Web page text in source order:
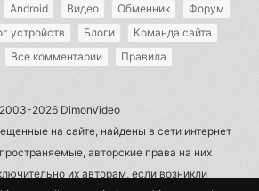
Android Видео Обменник
Форум
устройств Блоги
Команда сайта
Все комментарии Правила
2003-2026 DimonVideo
на сайте, найдены в сети интернет
авторские права на них
их авторам, если возникли